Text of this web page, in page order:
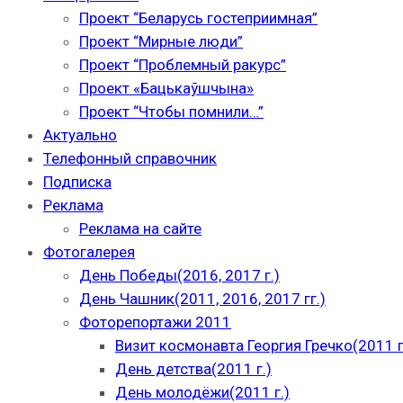
Проект “Беларусь гостеприимная”
Проект “Мирные люди”
Проект “Проблемный ракурс”
Проект «Бацькаўшчына»
Проект “Чтобы помнили…”
Актуально
Телефонный справочник
Подписка
Реклама
Реклама на сайте
Фотогалерея
День Победы(2016, 2017 г.)
День Чашник(2011, 2016, 2017 гг.)
Фоторепортажи 2011
Визит космонавта Георгия Гречко(2011
День детства(2011 г.)
День молодёжи(2011 г.)